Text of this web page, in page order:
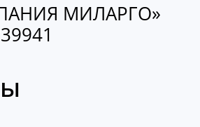
МИЛАРГО»